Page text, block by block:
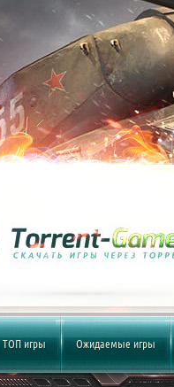
ТОП игры Ожидаемые игры